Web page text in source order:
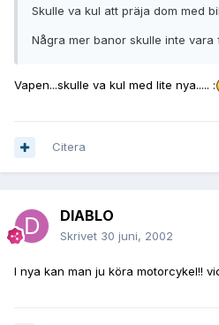
Skulle va kul att präja dom med
Några mer banor skulle inte vara
Vapen...skulle va kul med lite nya..... :
Citera
DIABLO
Skrivet 30 juni, 2002
I nya kan man ju köra motorcykel!!